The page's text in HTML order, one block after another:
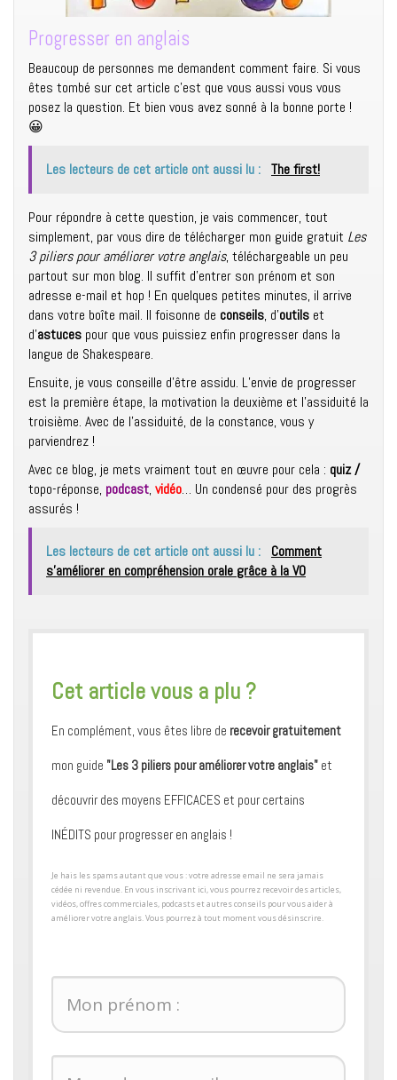
Progresser en anglais
Beaucoup de personnes me demandent comment faire. Si vous
êtes tombé sur cet article c’est que vous aussi vous vous
posez la question. Et bien vous avez sonné à la bonne porte !
😀
Les lecteurs de cet article ont aussi lu : The first!
Pour répondre à cette question, je vais commencer, tout
simplement, par vous dire de télécharger mon guide gratuit Les
3 piliers pour améliorer votre anglais, téléchargeable un peu
partout sur mon blog. Il suffit d’entrer son prénom et son
adresse e-mail et hop ! En quelques petites minutes, il arrive
dans votre boîte mail. Il foisonne de conseils, d’outils et
d’astuces pour que vous puissiez enfin progresser dans la
langue de Shakespeare.
Ensuite, je vous conseille d’être assidu. L’envie de progresser
est la première étape, la motivation la deuxième et l’assiduité la
troisième. Avec de l’assiduité, de la constance, vous y
parviendrez !
Avec ce blog, je mets vraiment tout en œuvre pour cela : quiz /
topo-réponse, podcast, vidéo… Un condensé pour des progrès
assurés !
Les lecteurs de cet article ont aussi lu :
Comment
s'améliorer en compréhension orale grâce à la VO
​Cet article vous a plu ?
En complément, vous êtes libre de recevoir gratuitement
mon guide "Les 3 piliers pour améliorer votre anglais" et
découvrir des moyens ​EFFICACES et pour certains ​
INÉDITS pour progresser en anglais !
​Je hais les spams autant que vous : votre adresse email ne sera jamais
cédée ni revendue. En vous inscrivant ici, vous pourrez recevoir des articles,
vidéos, offres commerciales, podcasts et autres conseils pour ​vous aider à
améliorer votre anglais. Vous pourrez à tout moment vous désinscrire.